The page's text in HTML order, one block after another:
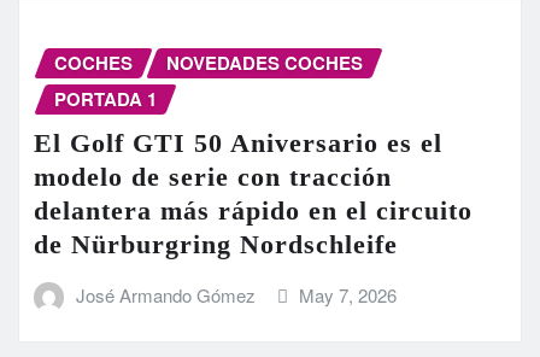
COCHES
NOVEDADES COCHES
PORTADA 1
El Golf GTI 50 Aniversario es el
modelo de serie con tracción
delantera más rápido en el circuito
de Nürburgring Nordschleife
José Armando Gómez May 7, 2026